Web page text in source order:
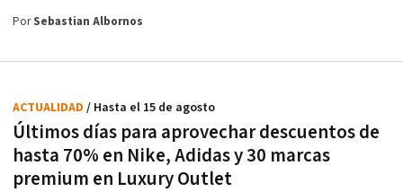
PorSebastian Albornos
Últimos días para aprovechar descuentos de
hasta 70% en Nike, Adidas y 30 marcas
premium en Luxury Outlet
ACTUALIDAD / Hasta el 15 de agosto